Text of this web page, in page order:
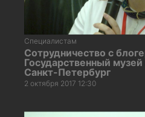
Специалистам
Сотрудничество с
Государственный
Санкт-Петербург
2 октября 2017 12:30